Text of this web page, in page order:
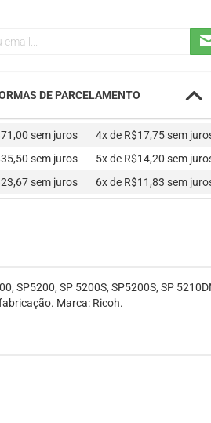
DE PARCELAMENTO
sem juros
sem juros
sem juros
4x de R$17,75sem
5x de R$14,20 sem
6x de R$11,83 sem
SP5200, SP 5200S, SP5200S, SP
Marca: Ricoh.